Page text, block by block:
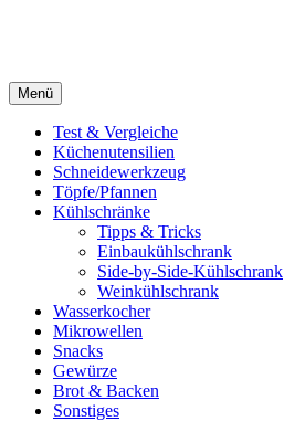
Menü
Test & Vergleiche
Küchenutensilien
Schneidewerkzeug
Töpfe/Pfannen
Kühlschränke
Tipps & Tricks
Einbaukühlschrank
Side-by-Side-Kühlschrank
Weinkühlschrank
Wasserkocher
Mikrowellen
Snacks
Gewürze
Brot & Backen
Sonstiges